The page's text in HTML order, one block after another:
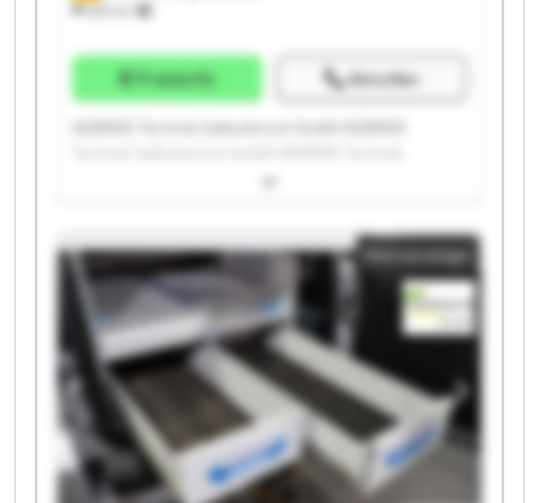
685 km
Preisinfo Anrufen
Saltenbrock GmbH AGRAVIS Technik Saltenbrock
Technik Saltenbrock GmbH AGRAVIS Technik
Saltenbrock GmbH AGRAVIS Technik Saltenbrock
GmbH AGRAVIS Technik Saltenbrock GmbH AGRAVIS
Technik Saltenbrock GmbH AGRAVIS Technik
Saltenbrock GmbH AGRAVIS Technik Saltenbrock
GmbH AGRAVIS Technik Saltenbrock GmbH AGRAVIS
Technik Saltenbrock GmbH AGRAVIS Technik
Saltenbrock GmbH AGRAVIS Technik Saltenbrock
GmbH AGRAVIS Technik Saltenbrock GmbH AGRAVIS
Technik Saltenbrock GmbH AGRAVIS Technik
Saltenbrock GmbH AGRAVIS Technik Saltenbrock
Kleinanzeige